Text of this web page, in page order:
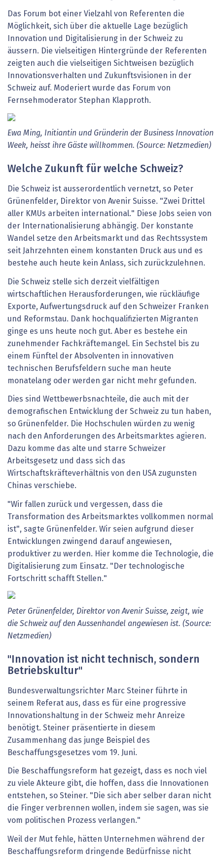
Das Forum bot einer Vielzahl von Referenten die
Möglichkeit, sich über die aktuelle Lage bezüglich
Innovation und Digitalisierung in der Schweiz zu
äussern. Die vielseitigen Hintergründe der Referenten
zeigten auch die vielseitigen Sichtweisen bezüglich
Innovationsverhalten und Zukunftsvisionen in der
Schweiz auf. Moderiert wurde das Forum von
Fernsehmoderator Stephan Klapproth.
Ewa Ming, Initiantin und Gründerin der Business Innovation
Week, heisst ihre Gäste willkommen. (Source: Netzmedien)
Welche Zukunft für welche Schweiz?
Die Schweiz ist ausserordentlich vernetzt, so Peter
Grünenfelder, Direktor von Avenir Suisse. "Zwei Drittel
aller KMUs arbeiten international." Diese Jobs seien von
der Internationalisierung abhängig. Der konstante
Wandel setze den Arbeitsmarkt und das Rechtssystem
seit Jahrzehnten einem konstanten Druck aus und es
bestehe auch heute kein Anlass, sich zurückzulehnen.
Die Schweiz stelle sich derzeit vielfältigen
wirtschaftlichen Herausforderungen, wie rückläufige
Exporte, Aufwertungsdruck auf den Schweizer Franken
und Reformstau. Dank hochqualifizierten Migranten
ginge es uns heute noch gut. Aber es bestehe ein
zunehmender Fachkräftemangel. Ein Sechstel bis zu
einem Fünftel der Absolventen in innovativen
technischen Berufsfeldern suche man heute
monatelang oder werden gar nicht mehr gefunden.
Dies sind Wettbewerbsnachteile, die auch mit der
demografischen Entwicklung der Schweiz zu tun haben,
so Grünenfelder. Die Hochschulen würden zu wenig
nach den Anforderungen des Arbeitsmarktes agieren.
Dazu komme das alte und starre Schweizer
Arbeitsgesetz und dass sich das
Wirtschaftskräfteverhältnis von den USA zugunsten
Chinas verschiebe.
"Wir fallen zurück und vergessen, dass die
Transformation des Arbeitsmarktes vollkommen normal
ist", sagte Grünenfelder. Wir seien aufgrund dieser
Entwicklungen zwingend darauf angewiesen,
produktiver zu werden. Hier komme die Technologie, die
Digitalisierung zum Einsatz. "Der technologische
Fortschritt schafft Stellen."
Peter Grünenfelder, Direktor von Avenir Suisse, zeigt, wie
die Schweiz auf den Aussenhandel angewiesen ist. (Source:
Netzmedien)
"Innovation ist nicht technisch, sondern
Betriebskultur"
Bundesverwaltungsrichter Marc Steiner führte in
seinem Referat aus, dass es für eine progressive
Innovationshaltung in der Schweiz mehr Anreize
benötigt. Steiner präsentierte in diesem
Zusammenhang das junge Beispiel des
Beschaffungsgesetzes vom 19. Juni.
Die Beschaffungsreform hat gezeigt, dass es noch viel
zu viele Akteure gibt, die hoffen, dass die Innovationen
entstehen, so Steiner. "Die sich aber selber daran nicht
die Finger verbrennen wollen, indem sie sagen, was sie
vom politischen Prozess verlangen."
Weil der Mut fehle, hätten Unternehmen während der
Beschaffungsreform dringende Bedürfnisse nicht